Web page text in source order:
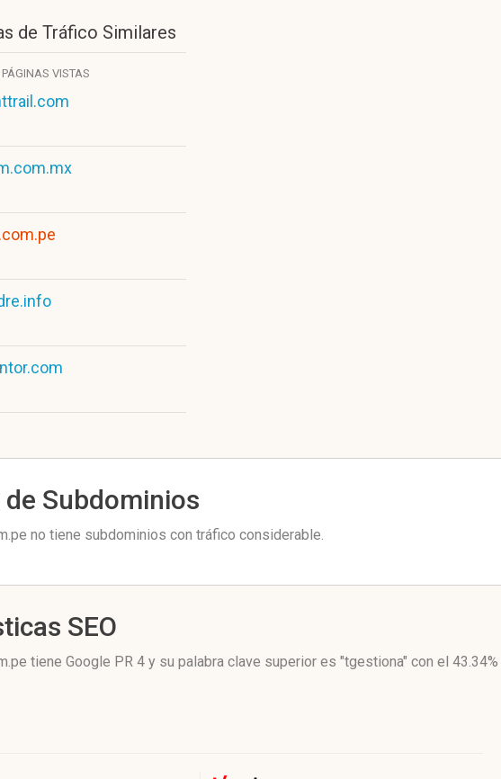
de Tráfico Similares
VISTAS
Subdominios
no tiene subdominios con tráfico considerable.
SEO
tiene Google PR 4 y su palabra clave superior es "tgestiona" con el 43.34%